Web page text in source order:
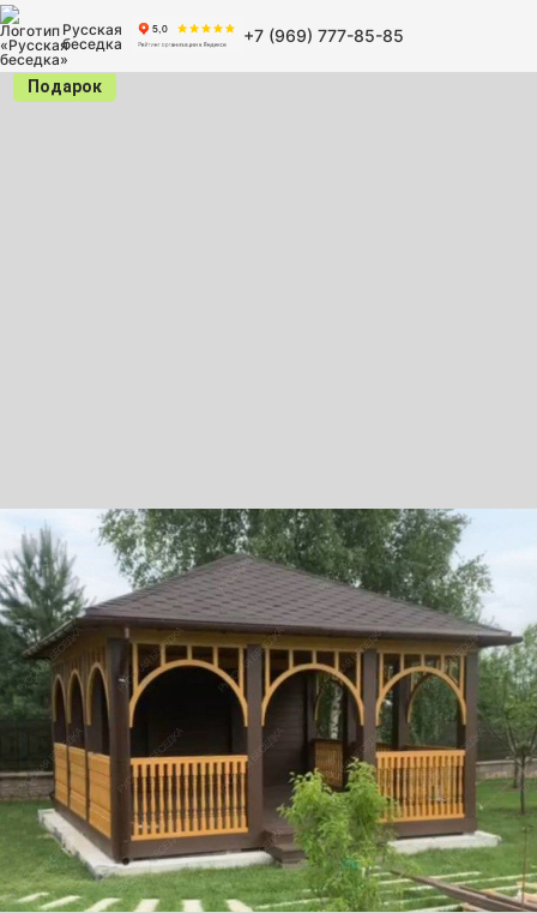
Русская
беседка
+7 (969) 777-85-85
Подарок